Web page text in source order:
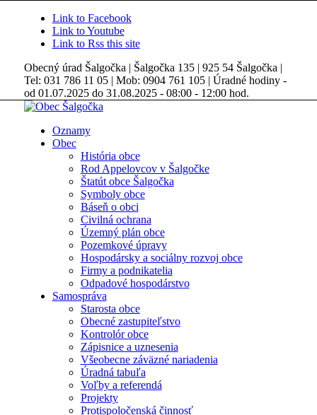
Link to Facebook
Link to Youtube
Link to Rss this site
Obecný úrad Šalgočka | Šalgočka 135 | 925 54 Šalgočka |
Tel: 031 786 11 05 | Mob: 0904 761 105 | Úradné hodiny -
od 01.07.2025 do 31.08.2025 - 08:00 - 12:00 hod.
Oznamy
Obec
História obce
Rod Appelovcov v Šalgočke
Štatút obce Šalgočka
Symboly obce
Báseň o obci
Civilná ochrana
Územný plán obce
Pozemkové úpravy
Hospodársky a sociálny rozvoj obce
Firmy a podnikatelia
Odpadové hospodárstvo
Samospráva
Starosta obce
Obecné zastupiteľstvo
Kontrolór obce
Zápisnice a uznesenia
Všeobecne záväzné nariadenia
Úradná tabuľa
Voľby a referendá
Projekty
Protispoločenská činnosť